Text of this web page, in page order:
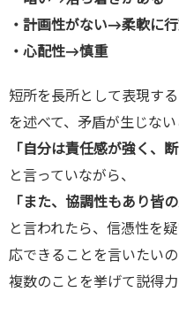
・計画性がない→柔軟に
・心配性→慎重
短所を長所として表現す
を述べて、矛盾が生じない
「自分は責任感が強く、
と言っていながら、
「また、協調性もあり皆
と言われたら、信憑性を
応できることを言いたい
複数のことを挙げて説得力